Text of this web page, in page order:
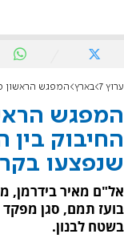
ערוץ 7 בארץ המפגש הראשון מאז
המפגש
החיבוק
שנפצעו
בשטח לבנון.